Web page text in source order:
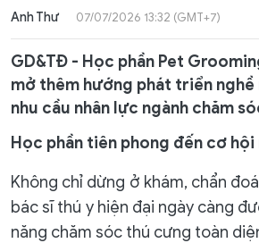
Anh Thư 07/07/2026 13:32 (GMT+7)
GD&TĐ - Học phần Pet
mở thêm hướng phát triển nghề
nhu cầu nhân lực ngành chăm
Học phần tiên phong đến cơ
Không chỉ dừng ở khám, chẩn
bác sĩ thú y hiện đại ngày càng
năng chăm sóc thú cưng toàn